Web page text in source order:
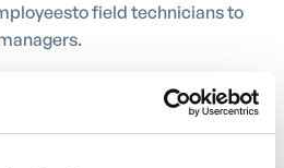
field technicians to